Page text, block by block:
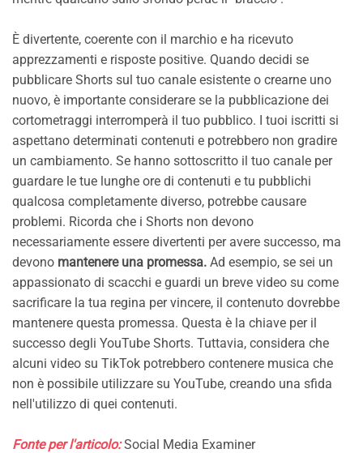
È divertente, coerente con il marchio e ha ricevuto
apprezzamenti e risposte positive. Quando decidi se
pubblicare Shorts sul tuo canale esistente o crearne uno
nuovo, è importante considerare se la pubblicazione dei
cortometraggi interromperà il tuo pubblico. I tuoi iscritti si
aspettano determinati contenuti e potrebbero non gradire
un cambiamento. Se hanno sottoscritto il tuo canale per
guardare le tue lunghe ore di contenuti e tu pubblichi
qualcosa completamente diverso, potrebbe causare
problemi. Ricorda che i Shorts non devono
necessariamente essere divertenti per avere successo, ma
devono mantenere una promessa. Ad esempio, se sei un
appassionato di scacchi e guardi un breve video su come
sacrificare la tua regina per vincere, il contenuto dovrebbe
mantenere questa promessa. Questa è la chiave per il
successo degli YouTube Shorts. Tuttavia, considera che
alcuni video su TikTok potrebbero contenere musica che
non è possibile utilizzare su YouTube, creando una sfida
nell'utilizzo di quei contenuti.
Fonte per l'articolo: Social Media Examiner